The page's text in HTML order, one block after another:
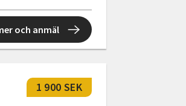
och anmäl
1 900 SEK